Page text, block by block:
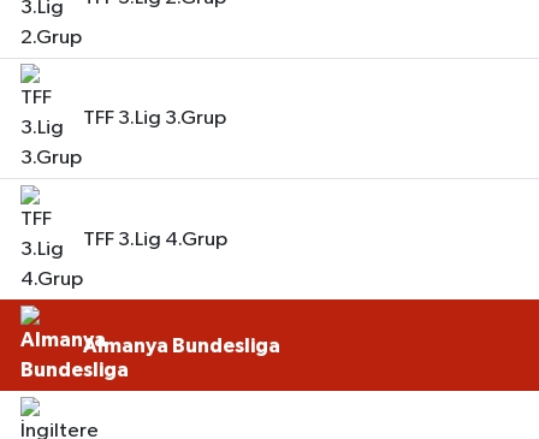
TFF 3.Lig 3.Grup
TFF 3.Lig 4.Grup
Almanya Bundesliga